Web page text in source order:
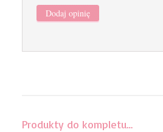
Produkty do kompletu…